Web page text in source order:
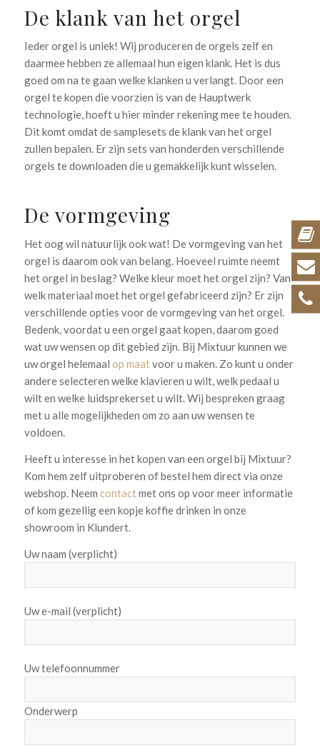
De klank van het orgel
Ieder orgel is uniek! Wij produceren de orgels zelf en
daarmee hebben ze allemaal hun eigen klank. Het is dus
goed om na te gaan welke klanken u verlangt. Door een
orgel te kopen die voorzien is van de Hauptwerk
technologie, hoeft u hier minder rekening mee te houden.
Dit komt omdat de samplesets de klank van het orgel
zullen bepalen. Er zijn sets van honderden verschillende
orgels te downloaden die u gemakkelijk kunt wisselen.
De vormgeving
Het oog wil natuurlijk ook wat! De vormgeving van het
orgel is daarom ook van belang. Hoeveel ruimte neemt
het orgel in beslag? Welke kleur moet het orgel zijn? Van
welk materiaal moet het orgel gefabriceerd zijn? Er zijn
verschillende opties voor de vormgeving van het orgel.
Bedenk, voordat u een orgel gaat kopen, daarom goed
wat uw wensen op dit gebied zijn. Bij Mixtuur kunnen we
uw orgel helemaal op maatvoor u maken. Zo kunt u onder
andere selecteren welke klavieren u wilt, welk pedaal u
wilt en welke luidsprekerset u wilt. Wij bespreken graag
met u alle mogelijkheden om zo aan uw wensen te
voldoen.
Heeft u interesse in het kopen van een orgel bij Mixtuur?
Kom hem zelf uitproberen of bestel hem direct via onze
webshop. Neem contactmet ons op voor meer informatie
of kom gezellig een kopje koffie drinken in onze
showroom in Klundert.
Uw naam (verplicht)
Uw e-mail (verplicht)
Uw telefoonnummer
Onderwerp